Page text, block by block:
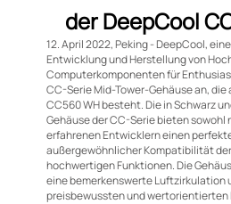
der DeepCool
12. April 2022, Peking - DeepCool,
Entwicklung und Herstellung von
Computerkomponenten für
CC-Serie Mid-Tower-Gehäuse an, die
CC560 WH besteht. Die in Schwarz
Gehäuse der CC-Serie bieten sowohl
erfahrenen Entwicklern einen
außergewöhnlicher Kompatibilität
hochwertigen Funktionen. Die
eine bemerkenswerte Luftzirkulation
preisbewussten und wertorientierten